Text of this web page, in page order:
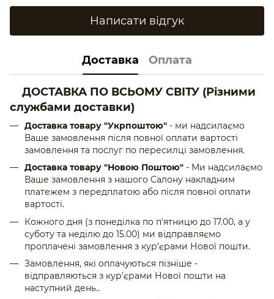
Написати відгук
Доставка Оплата
ДОСТАВКА ПО ВСЬОМУ СВІТУ (Різними
службами доставки)
Доставка товару "Укрпоштою" - ми надсилаємо
Ваше замовлення після повної оплати вартості
замовлення та послуг по пересилці замовлення.
Доставка товару "Новою Поштою" - Ми надсилаємо
Ваше замовлення з нашого Салону накладним
платежем з передплатою або після повної оплати
вартості.
Кожного дня (з понеділка по п'ятницю до 17.00, а у
суботу та неділю до 15.00) ми відправляємо
проплачені замовлення з кур'єрами Нової пошти.
Замовлення, які оплачуються пізніше -
відправляються з кур'єрами Нової пошти на
наступний день..